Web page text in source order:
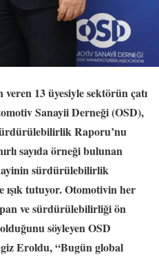
13 üyesiyle sektörün çatı
Sanayii Derneği (OSD),
Raporu’nu
sayıda örneği bulunan
sürdürülebilirlik
ışık tutuyor. Otomotivin her
ve sürdürülebilirliği ön
söyleyen OSD
Eroldu, “Bugün global